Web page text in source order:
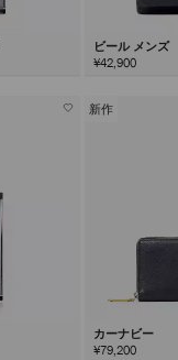
ビール メンズ
¥42,900
新作
カーナビー
¥79,200